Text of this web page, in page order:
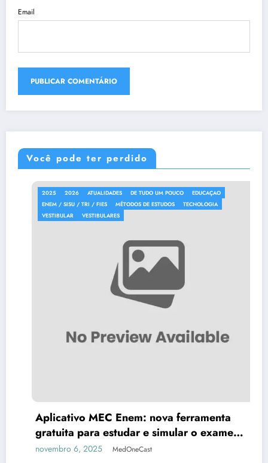
Email
Você pode ter perdido
2025 2026 ATUALIDADES DE TUDO UM POUCO
EDUCAÇAO
ENEM / SISU / TRI / FIES
MÉTODOS DE ESTUDOS
TECNOLOGIA
VESTIBULAR
VESTIBULARES
Aplicativo MEC Enem: nova ferramenta
gratuita para estudar e simular o exame
nacional
novembro 6, 2025 MedOneCast